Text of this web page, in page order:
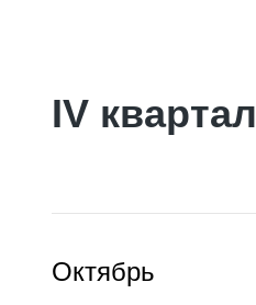
IV квартал
Октябрь